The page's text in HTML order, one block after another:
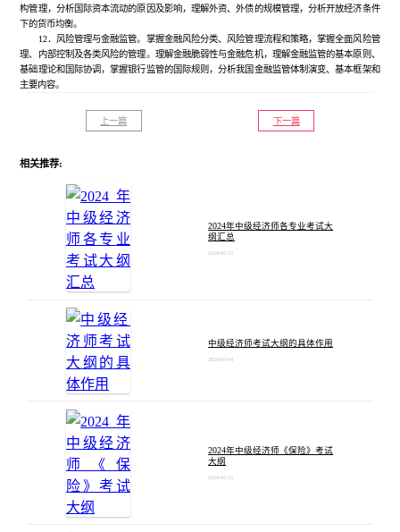
构管理，分析国际资本流动的原因及影响，理解外资、外债的规模管理，分析开放经济条件
下的货币均衡。
12．风险管理与金融监管。掌握金融风险分类、风险管理流程和策略，掌握全面风险管
理、内部控制及各类风险的管理。理解金融脆弱性与金融危机，理解金融监管的基本原则、
基础理论和国际协调，掌握银行监管的国际规则，分析我国金融监管体制演变、基本框架和
主要内容。
上一篇 下一篇
相关推荐:
2024年中级经济师各专业考试大
纲汇总
2024-05-13
中级经济师考试大纲的具体作用
2024-07-04
2024年中级经济师《保险》考试
大纲
2024-05-13